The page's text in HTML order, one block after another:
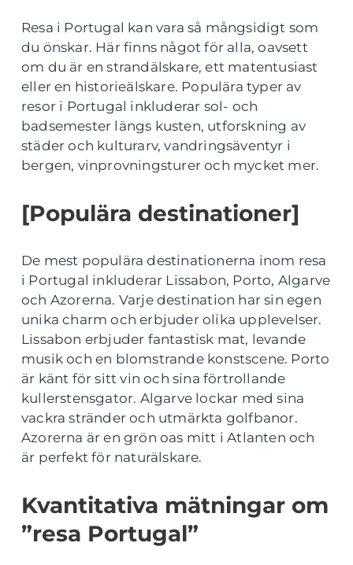
Resa i Portugal kan vara så mångsidigt som
du önskar. Här finns något för alla, oavsett
om du är en strandälskare, ett matentusiast
eller en historieälskare. Populära typer av
resor i Portugal inkluderar sol- och
badsemester längs kusten, utforskning av
städer och kulturarv, vandringsäventyr i
bergen, vinprovningsturer och mycket mer.
[Populära destinationer]
De mest populära destinationerna inom resa
i Portugal inkluderar Lissabon, Porto, Algarve
och Azorerna. Varje destination har sin egen
unika charm och erbjuder olika upplevelser.
Lissabon erbjuder fantastisk mat, levande
musik och en blomstrande konstscene. Porto
är känt för sitt vin och sina förtrollande
kullerstensgator. Algarve lockar med sina
vackra stränder och utmärkta golfbanor.
Azorerna är en grön oas mitt i Atlanten och
är perfekt för naturälskare.
Kvantitativa mätningar om
”resa Portugal”